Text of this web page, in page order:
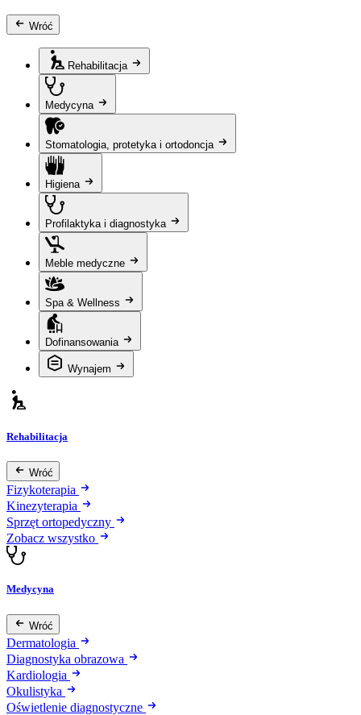
Wróć
Rehabilitacja
Medycyna
Stomatologia, protetyka i ortodoncja
Higiena
Profilaktyka i diagnostyka
Meble medyczne
Spa & Wellness
Dofinansowania
Wynajem
Rehabilitacja
Wróć
Fizykoterapia
Kinezyterapia
Sprzęt ortopedyczny
Zobacz wszystko
Medycyna
Wróć
Dermatologia
Diagnostyka obrazowa
Kardiologia
Okulistyka
Oświetlenie diagnostyczne